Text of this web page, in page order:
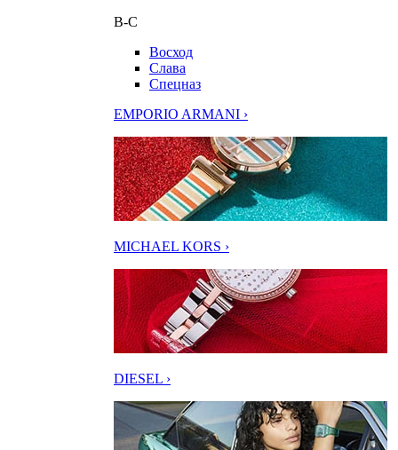
В-С
Восход
Слава
Спецназ
EMPORIO ARMANI ›
MICHAEL KORS ›
DIESEL ›